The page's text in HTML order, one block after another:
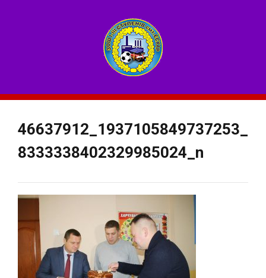
46637912_1937105849737253_
8333338402329985024_n